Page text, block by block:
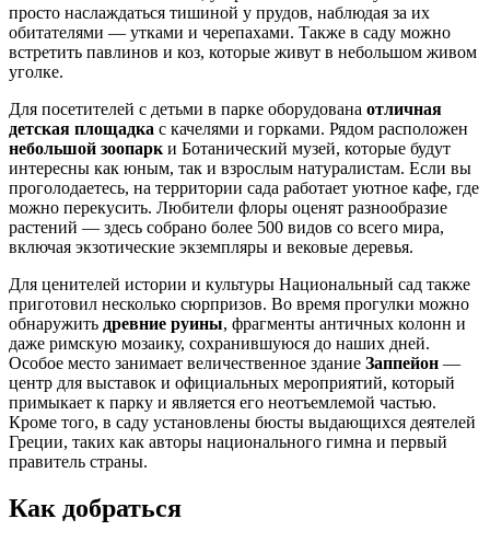
просто наслаждаться тишиной у прудов, наблюдая за их
обитателями — утками и черепахами. Также в саду можно
встретить павлинов и коз, которые живут в небольшом живом
уголке.
Для посетителей с детьми в парке оборудована отличная
детская площадка с качелями и горками. Рядом расположен
небольшой зоопарк и Ботанический музей, которые будут
интересны как юным, так и взрослым натуралистам. Если вы
проголодаетесь, на территории сада работает уютное кафе, где
можно перекусить. Любители флоры оценят разнообразие
растений — здесь собрано более 500 видов со всего мира,
включая экзотические экземпляры и вековые деревья.
Для ценителей истории и культуры Национальный сад также
приготовил несколько сюрпризов. Во время прогулки можно
обнаружить древние руины, фрагменты античных колонн и
даже римскую мозаику, сохранившуюся до наших дней.
Особое место занимает величественное здание Заппейон —
центр для выставок и официальных мероприятий, который
примыкает к парку и является его неотъемлемой частью.
Кроме того, в саду установлены бюсты выдающихся деятелей
Греции, таких как авторы национального гимна и первый
правитель страны.
Как добраться